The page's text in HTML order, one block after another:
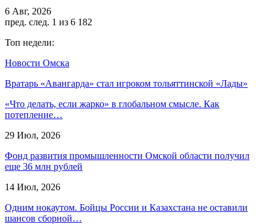
6 Авг, 2026
пред. след. 1 из 6 182
Топ недели:
Новости Омска
Вратарь «Авангарда» стал игроком тольяттинской «Лады»
«Что делать, если жарко» в глобальном смысле. Как
потепление…
29 Июл, 2026
Фонд развития промышленности Омской области получил
еще 36 млн рублей
14 Июл, 2026
Одним нокаутом. Бойцы России и Казахстана не оставили
шансов сборной…